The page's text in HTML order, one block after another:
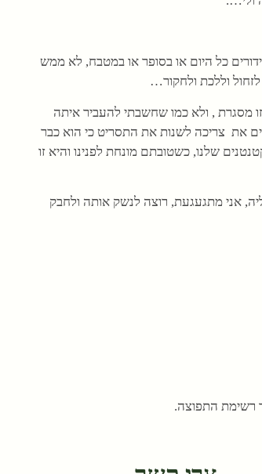
כל היום או בסופר או במטבח, לא ממש
וללכת ולחקור…
מסגרת , ולא כמו שחשבתי להעביר איתה
את צריכה לשנות את התסריט כי הוא כבר
שלנו, כשטובתם מונחת לפנינו והיא זו
אני מתגעגעת, רוצה לנשק אותה ולחבק
רשימת התפוצה.